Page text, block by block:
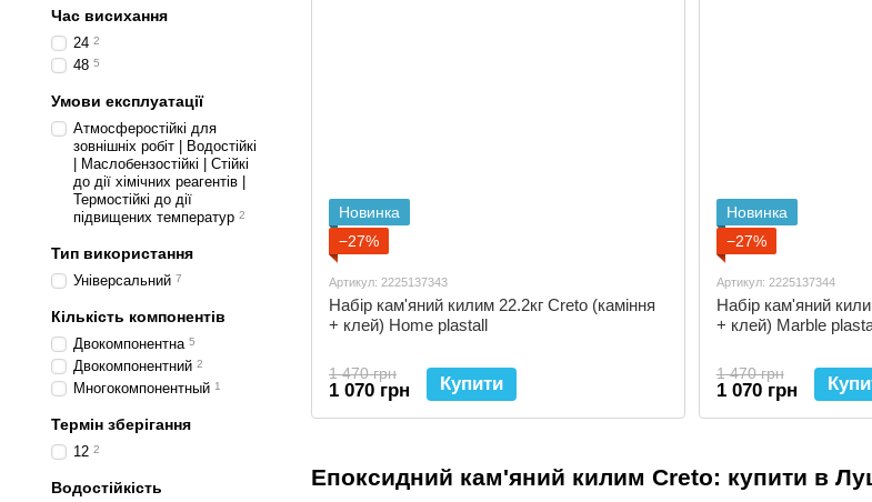
Епоксидний кам'яний килим Creto: купити в
Новинка
−27%
Артикул: 2225137343
Набір кам'яний килим 22.2кг Creto (каміння
+ клей) Home plastall
1 470 грн
1 070 грн Купити
Новинка
−27%
Артикул: 2225137344
Набір кам'яний
+ клей) Marble
1 470 грн
1 070 грн
Час висихання
24 2
48 5
Умови експлуатації
Атмосферостійкі для
зовнішніх робіт | Водостійкі
| Маслобензостійкі | Стійкі
до дії хімічних реагентів |
Термостійкі до дії
підвищених температур 2
Тип використання
Універсальний 7
Кількість компонентів
Двокомпонентна 5
Двокомпонентний 2
Многокомпонентный 1
Термін зберігання
12 2
Водостійкість